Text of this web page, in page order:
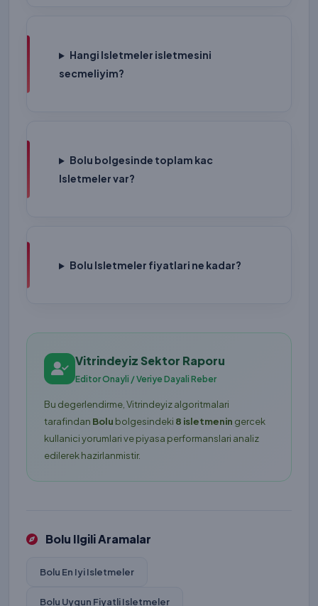
Hangi Isletmeler isletmesini
secmeliyim?
Bolu bolgesinde toplam kac
Isletmeler var?
Bolu Isletmeler fiyatlari ne kadar?
Vitrindeyiz Sektor Raporu
Editor Onayli / Veriye Dayali Reber
Bu degerlendirme, Vitrindeyiz algoritmalari
tarafindan Bolu bolgesindeki 8 isletmenin gercek
kullanici yorumlari ve piyasa performanslari analiz
edilerek hazirlanmistir.
Bolu Ilgili Aramalar
Bolu En Iyi Isletmeler
Bolu Uygun Fiyatli Isletmeler